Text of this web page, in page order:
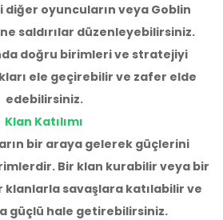
oyuncuların veya Goblin
saldırılar düzenleyebilirsiniz.
doğru birimleri ve stratejiyi
ele geçirebilir ve zafer elde
edebilirsiniz.
Klan Katılımı
bir araya gelerek güçlerini
Bir klan kurabilir veya bir
klanlarla savaşlara katılabilir ve
güçlü hale getirebilirsiniz.